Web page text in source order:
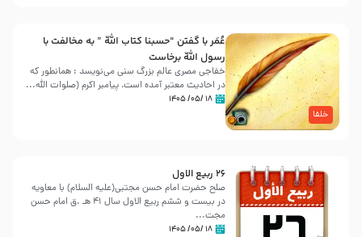
خلفا
عُمَر با گفتن “حسبنا كتاب اللّه ” به مخالفت با
رسول اللّه برخاست
خفاجی مصری عالم بزرگ سنی می‌نویسد : همانطور که
در احادیث معتبر آمده است، پیامبر اکرم (صلوات اللّه...
۱۸ /۰۵/ ۱۴۰۵
26 ربيع الاول
صلح حضرت امام حسن مجتبی(علیه السلام) با معاویه
در بیست و ششم ربیع الاول سال 41 هـ .ق امام حسن
مجت...
۱۸ /۰۵/ ۱۴۰۵